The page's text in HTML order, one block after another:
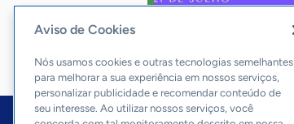
Aviso de Cookies
Nós usamos cookies e outras tecnologias semelhantes
para melhorar a sua experiência em nossos serviços,
personalizar publicidade e recomendar conteúdo de
seu interesse. Ao utilizar nossos serviços, você